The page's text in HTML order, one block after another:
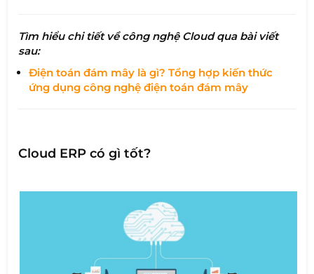
Tìm hiểu chi tiết về công nghệ Cloud qua bài viết
sau:
Điện toán đám mây là gì? Tổng hợp kiến thức
ứng dụng công nghệ điện toán đám mây
Cloud ERP có gì tốt?